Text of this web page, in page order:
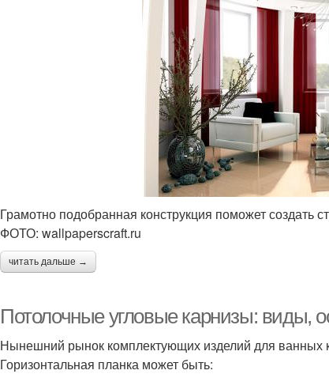
Грамотно подобранная конструкция поможет создать
ФОТО: wallpaperscraft.ru
читать дальше →
Потолочные угловые карнизы: виды,
Нынешний рынок комплектующих изделий для ванных
Горизонтальная планка может быть: